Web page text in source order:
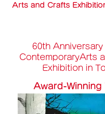
Arts and Crafts
60th Anniversary
ContemporaryArts
Exhibition in
Award-Winning